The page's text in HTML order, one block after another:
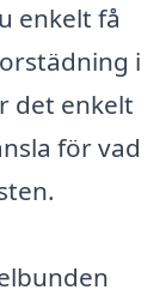
enkelt få
i
det enkelt
för vad